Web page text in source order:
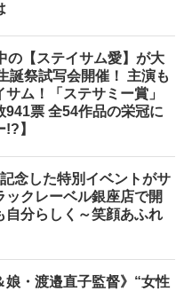
の【ステイサム愛】が大
誕祭試写会開催！ 主演も
ム！「ステサミー賞」
941票 全54作品の栄冠に
】
念した特別イベントがサ
ックレーベル銀座店で開
分らしく～笑顔あふれ
娘・渡邉直子監督》“女性